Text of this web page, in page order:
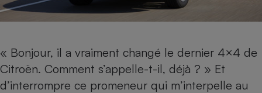
« Bonjour, il a vraiment changé le dernier 4×4 de
Citroën. Comment s’appelle-t-il, déjà ? » Et
d’interrompre ce promeneur qui m’interpelle au
Assurance emprunteur
Petit électroménager -
Mutuelle